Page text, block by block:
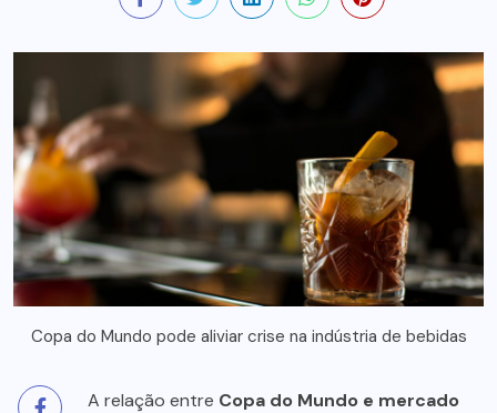
Copa do Mundo pode aliviar crise na indústria de bebidas
A relação entre Copa do Mundo e mercado